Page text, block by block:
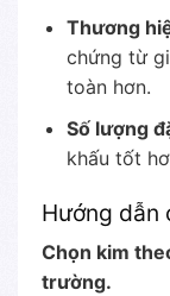
Thương
chứng từ
toàn hơn.
Số lượng
khấu tốt
Hướng dẫn
Chọn kim
trường.